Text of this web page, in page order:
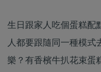
生日跟家人吃個蛋糕配
人都要跟隨同一種模式
樂？有香檳牛扒花束蛋